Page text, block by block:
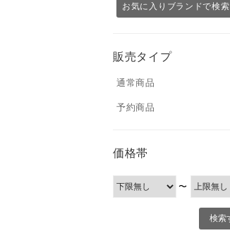
お気に入りブランドで検索
販売タイプ
通常商品
予約商品
価格帯
〜